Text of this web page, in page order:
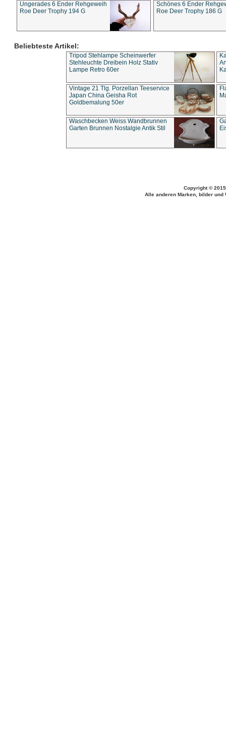
Ungerades 6 Ender Rehgeweih
Roe Deer Trophy 194 G
Schönes 6 Ender
Roe Deer Trophy 186 G
Beliebteste Artikel:
Tripod Stehlampe Scheinwerfer
Stehleuchte Dreibein Holz Stativ
Lampe Retro 60er
Vintage 21 Tlg. Porzellan Teeservice
Japan China Geisha Rot
Goldbemalung 50er
Waschbecken Weiss Wandbrunnen
Garten Brunnen Nostalgie Antik Stil
Copyright ©
Alle anderen Marken, bilder und